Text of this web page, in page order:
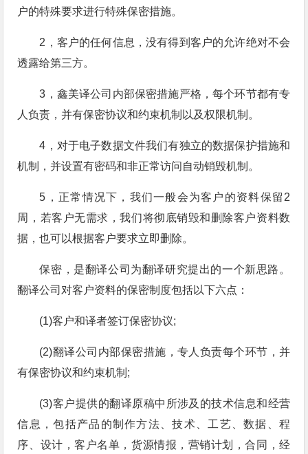
户的特殊要求进行特殊保密措施。
2，客户的任何信息，没有得到客户的允许绝对不会
透露给第三方。
3，鑫美译公司内部保密措施严格，每个环节都有专
人负责，并有保密协议和约束机制以及权限机制。
4，对于电子数据文件我们有独立的数据保护措施和
机制，并设置有密码和非正常访问自动销毁机制。
5，正常情况下，我们一般会为客户的资料保留2
周，若客户无需求，我们将彻底销毁和删除客户资料数
据，也可以根据客户要求立即删除。
保密，是翻译公司为翻译研究提出的一个新思路。
翻译公司对客户资料的保密制度包括以下六点：
(1)客户和译者签订保密协议;
(2)翻译公司内部保密措施，专人负责每个环节，并
有保密协议和约束机制;
(3)客户提供的翻译原稿中所涉及的技术信息和经营
信息，包括产品的制作方法、技术、工艺、数据、程
序、设计，客户名单，货源情报，营销计划，合同，经